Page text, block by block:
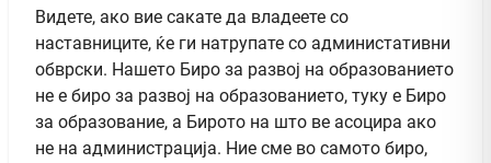
Видете, ако вие сакате да владеете со
наставниците, ќе ги натрупате со администативни
обврски. Нашето Биро за развој на образованието
не е биро за развој на образованието, туку е Биро
за образование, а Бирото на што ве асоцира ако
не на администрација. Ние сме во самото биро,